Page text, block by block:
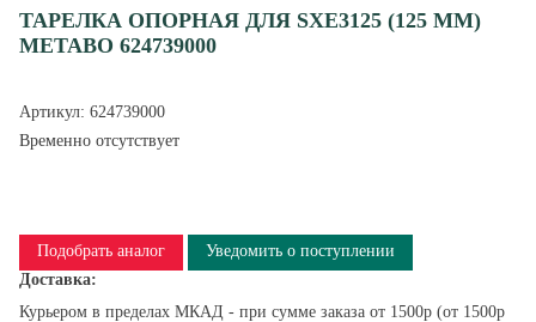
ТАРЕЛКА ОПОРНАЯ ДЛЯ SXE3125 (125 ММ)
METABO 624739000
Артикул: 624739000
Временно отсутствует
Подобрать аналог
Уведомить о поступлении
Доставка:
Курьером в пределах МКАД - при сумме заказа от 1500р (от 1500р